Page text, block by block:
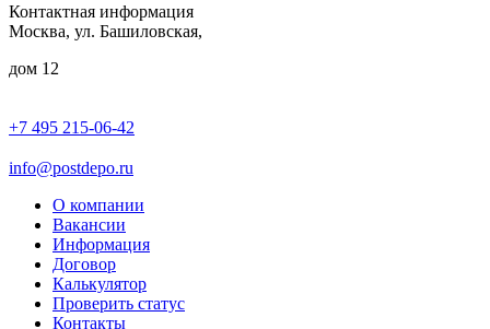
Контактная информация
Москва, ул. Башиловская,
дом 12
+7 495 215-06-42
info@postdepo.ru
О компании
Вакансии
Информация
Договор
Калькулятор
Проверить статус
Контакты